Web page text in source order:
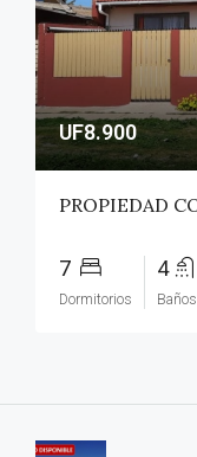
UF8.900
7
Dormitorios
4
Baños